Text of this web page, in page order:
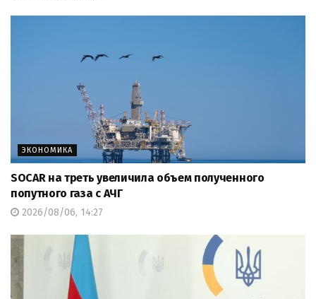
ЭКОНОМИКА
SOCAR на треть увеличила объем полученного
попутного газа с АЧГ
2026/08/06, 14:27